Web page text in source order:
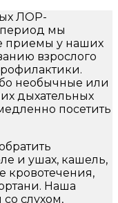
ЛОР-
мы
приемы у наших
взрослого
необычные или
дыхательных
посетить
и ушах, кашель,
кровотечения,
Наша
слухом,